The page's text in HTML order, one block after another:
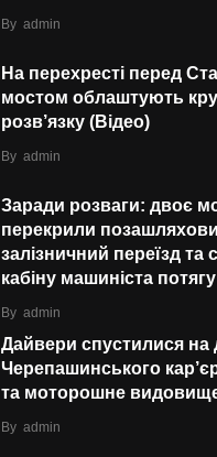
By admin
На перехресті перед
мостом облаштують
розв’язку (Відео)
By admin
Заради розваги: двоє
перекрили
залізничний переїзд та
кабіну машиніста
By admin
Дайвери спустилися на
Черепашинського
та моторошне
By admin